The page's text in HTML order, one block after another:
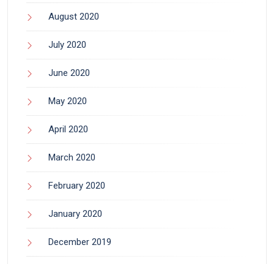
August 2020
July 2020
June 2020
May 2020
April 2020
March 2020
February 2020
January 2020
December 2019